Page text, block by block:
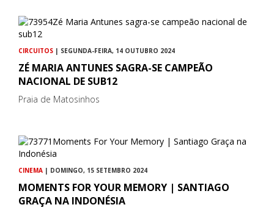
CIRCUITOS | SEGUNDA-FEIRA, 14 OUTUBRO 2024
ZÉ MARIA ANTUNES SAGRA-SE CAMPEÃO
NACIONAL DE SUB12
Praia de Matosinhos
CINEMA | DOMINGO, 15 SETEMBRO 2024
MOMENTS FOR YOUR MEMORY | SANTIAGO
GRAÇA NA INDONÉSIA